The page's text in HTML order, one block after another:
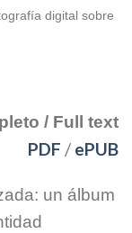
digital sobre
/ Full text
PDF / ePUB
un álbum